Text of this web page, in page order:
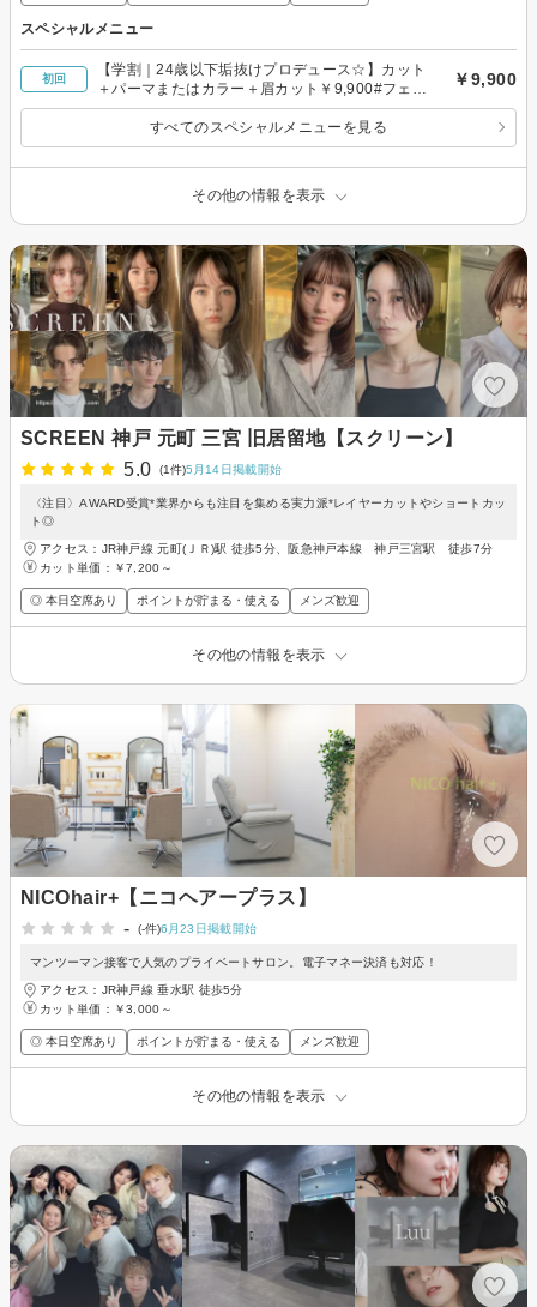
スペシャルメニュー
初回
【学割｜24歳以下垢抜けプロデュース☆】カット
＋パーマまたはカラー＋眉カット￥9,900#フェザ
ー
￥9,900
すべてのスペシャルメニューを見る
その他の情報を表示
SCREEN 神戸 元町 三宮 旧居留地【スクリーン】
5.0
(1件)5月14日掲載開始
〈注目〉AWARD受賞*業界からも注目を集める実力派*レイヤーカットやショートカッ
ト◎
アクセス：JR神戸線 元町(ＪＲ)駅 徒歩5分、阪急神戸本線 神戸三宮駅 徒歩7分
カット単価： ￥7,200～
◎ 本日空席あり ポイントが貯まる・使える メンズ歓迎
その他の情報を表示
NICOhair+【ニコヘアープラス】
-
(-件)6月23日掲載開始
マンツーマン接客で人気のプライベートサロン。電子マネー決済も対応！
アクセス：JR神戸線 垂水駅 徒歩5分
カット単価： ￥3,000～
◎ 本日空席あり ポイントが貯まる・使える メンズ歓迎
その他の情報を表示